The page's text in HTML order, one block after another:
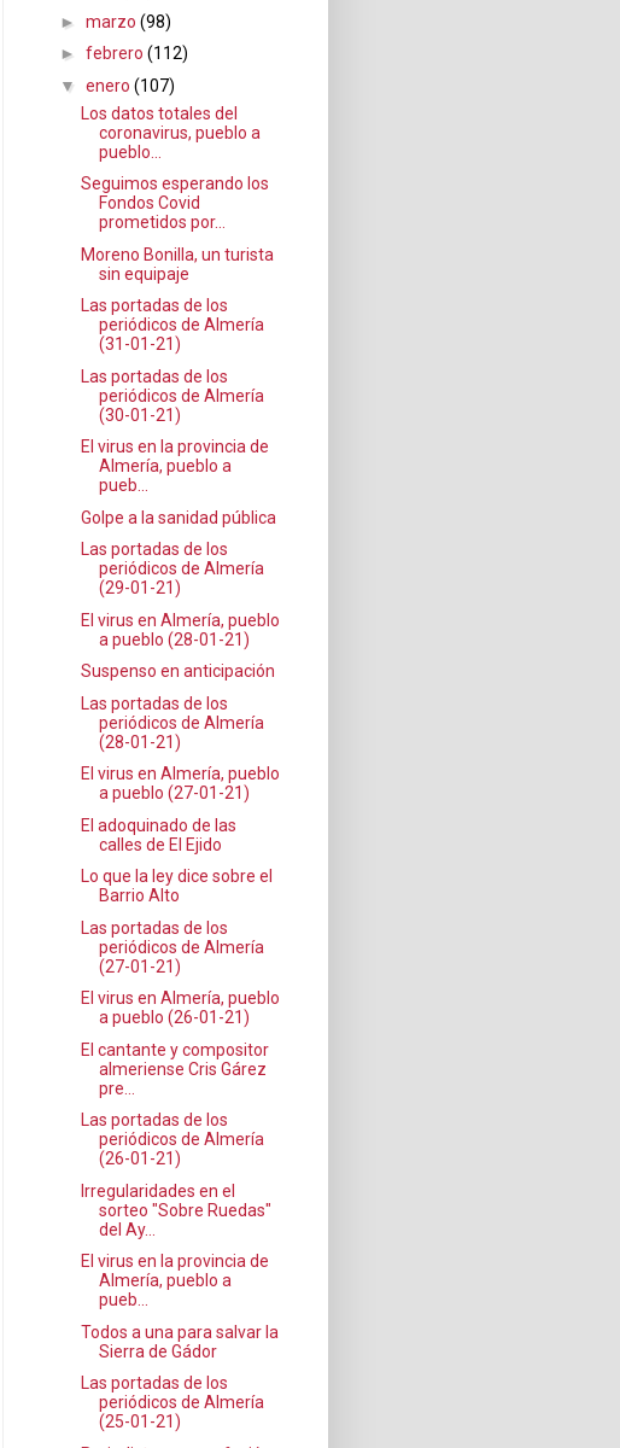
► marzo (98)
► febrero (112)
▼ enero (107)
Los datos totales del
coronavirus, pueblo a
pueblo...
Seguimos esperando los
Fondos Covid
prometidos por...
Moreno Bonilla, un turista
sin equipaje
Las portadas de los
periódicos de Almería
(31-01-21)
Las portadas de los
periódicos de Almería
(30-01-21)
El virus en la provincia de
Almería, pueblo a
pueb...
Golpe a la sanidad pública
Las portadas de los
periódicos de Almería
(29-01-21)
El virus en Almería, pueblo
a pueblo (28-01-21)
Suspenso en anticipación
Las portadas de los
periódicos de Almería
(28-01-21)
El virus en Almería, pueblo
a pueblo (27-01-21)
El adoquinado de las
calles de El Ejido
Lo que la ley dice sobre el
Barrio Alto
Las portadas de los
periódicos de Almería
(27-01-21)
El virus en Almería, pueblo
a pueblo (26-01-21)
El cantante y compositor
almeriense Cris Gárez
pre...
Las portadas de los
periódicos de Almería
(26-01-21)
Irregularidades en el
sorteo "Sobre Ruedas"
del Ay...
El virus en la provincia de
Almería, pueblo a
pueb...
Todos a una para salvar la
Sierra de Gádor
Las portadas de los
periódicos de Almería
(25-01-21)